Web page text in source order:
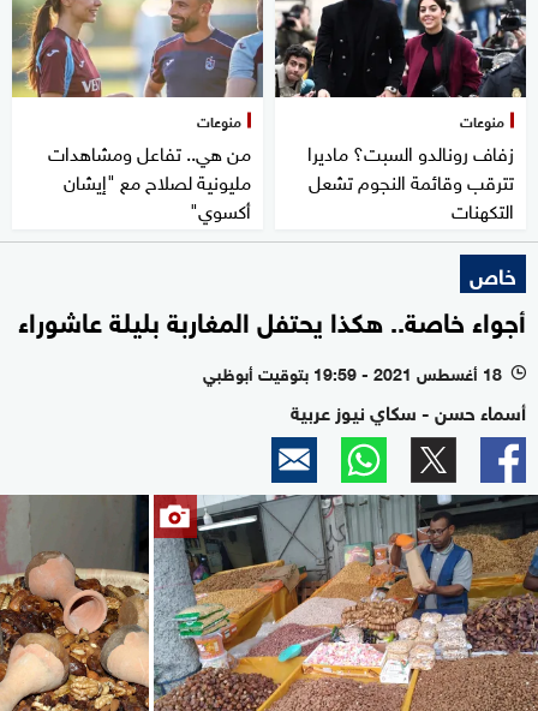
منوعات
زفاف رونالدو السبت؟ ماديرا
تترقب وقائمة النجوم تشعل
التكهنات
منوعات
من هي.. تفاعل ومشاهدات
مليونية لصلاح مع "إيشان
أكسوي"
خاص
أجواء خاصة.. هكذا يحتفل المغاربة بليلة عاشوراء
l 18 أغسطس 2021 - 19:59 بتوقيت أبوظبي
أسماء حسن - سكاي نيوز عربية